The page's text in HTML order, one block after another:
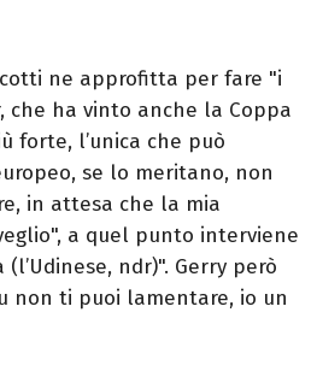
ne approfitta per fare "i
che ha vinto anche la Coppa
forte, l’unica che può
se lo meritano, non
in attesa che la mia
a quel punto interviene
ndr)". Gerry però
non ti puoi lamentare, io un